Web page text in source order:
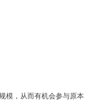
模，从而有机会参与原本